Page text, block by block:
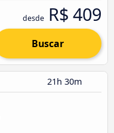
desde R$ 409
Buscar
21h 30m